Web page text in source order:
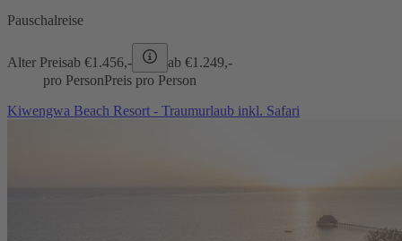
Pauschalreise
Alter Preisab €1.456,- ab €1.249,-
pro PersonPreis pro Person
Kiwengwa Beach Resort - Traumurlaub inkl. Safari